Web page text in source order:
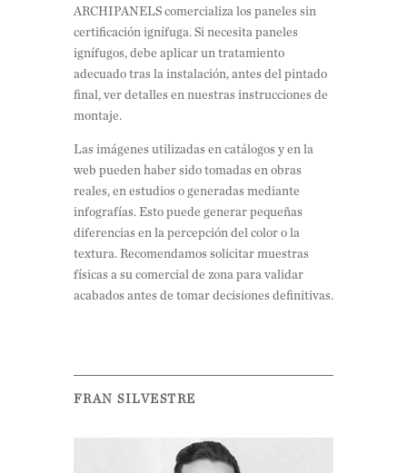
ARCHIPANELS comercializa los paneles sin
certificación ignífuga. Si necesita paneles
ignífugos, debe aplicar un tratamiento
adecuado tras la instalación, antes del pintado
final, ver detalles en nuestras instrucciones de
montaje.
Las imágenes utilizadas en catálogos y en la
web pueden haber sido tomadas en obras
reales, en estudios o generadas mediante
infografías. Esto puede generar pequeñas
diferencias en la percepción del color o la
textura. Recomendamos solicitar muestras
físicas a su comercial de zona para validar
acabados antes de tomar decisiones definitivas.
FRAN SILVESTRE